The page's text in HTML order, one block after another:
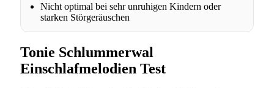
Nicht optimal bei sehr unruhigen Kindern oder
starken Störgeräuschen
Tonie Schlummerwal
Einschlafmelodien Test